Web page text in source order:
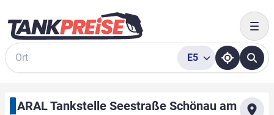
Suche
E5
ARAL Tankstelle Seestraße Schönau am